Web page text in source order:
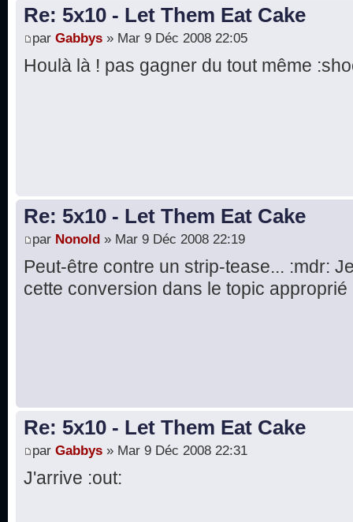
Re: 5x10 - Let Them Eat Cake
par Gabbys » Mar 9 Déc 2008 22:05
Houlà là ! pas gagner du tout même
Re: 5x10 - Let Them Eat Cake
par Nonold » Mar 9 Déc 2008 22:19
Peut-être contre un strip-tease... :mdr:
cette conversion dans le topic
Re: 5x10 - Let Them Eat Cake
par Gabbys » Mar 9 Déc 2008 22:31
J'arrive :out: